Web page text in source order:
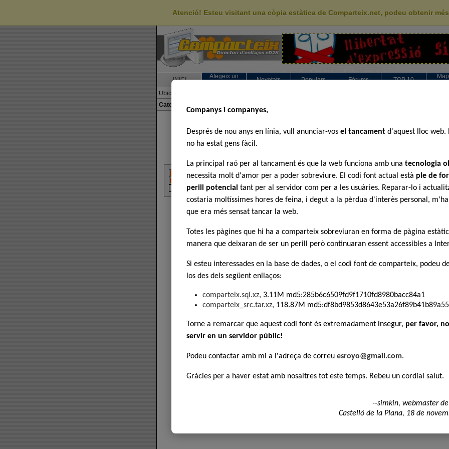
Atenció! Esteu visitant una còpia estàtica de Comparteix.net, podeu obtenir
INICI
Afegeix un
Novetats Populars Fòrums TOP 10
Ubicació
Categories
L'ús d'aquesta pàgina web implica la lectura i
En línia des del 14 de desembre de 2004,
Modificacions i disseny per Comparteix©
Companys i companyes,
Després de nou anys en línia, vull anunciar-vos el tancament d'aquest lloc web.
no ha estat gens fàcil.
La principal raó per al tancament és que la web funciona amb una tecnologia
necessita molt d'amor per a poder sobreviure. El codi font actual està ple de
perill potencial tant per al servidor com per a les usuàries. Reparar-lo i
costaria moltíssimes hores de feina, i degut a la pèrdua d'interès personal,
que era més sensat tancar la web.
Totes les pàgines que hi ha a comparteix sobreviuran en forma de pàgina
manera que deixaran de ser un perill però continuaran essent accessibles a
Si esteu interessades en la base de dades, o el codi font de comparteix, podeu
los des dels següent enllaços:
comparteix.sql.xz, 3.11M md5:285b6c6509fd9f1710fd8980bacc84a1
comparteix_src.tar.xz, 118.87M md5:df8bd9853d8643e53a26f89b41b89a55
Torne a remarcar que aquest codi font és extremadament insegur, per favor,
servir en un servidor públic!
Podeu contactar amb mi a l'adreça de correu esroyo@gmail.com.
Gràcies per a haver estat amb nosaltres tot este temps. Rebeu un cordial salut.
--simkin, webmaster
Castelló de la Plana, 18 de